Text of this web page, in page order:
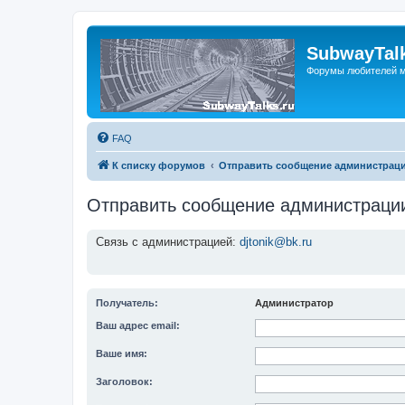
Форумы любителей
FAQ
К списку форумов Отправить сообщение
Отправить сообщение
Связь с администрацией: djtonik@bk.ru
Получатель: Администратор
Ваш адрес email:
Ваше имя:
Заголовок: